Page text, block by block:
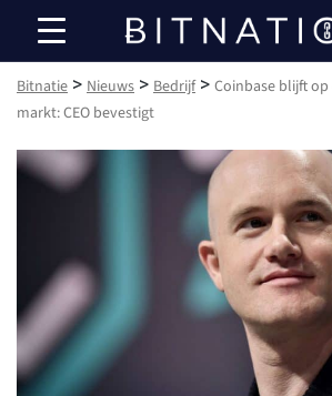
Bitnatie
Bitnatie > Nieuws > Bedrijf> Coinbase blijft
markt: CEO bevestigt